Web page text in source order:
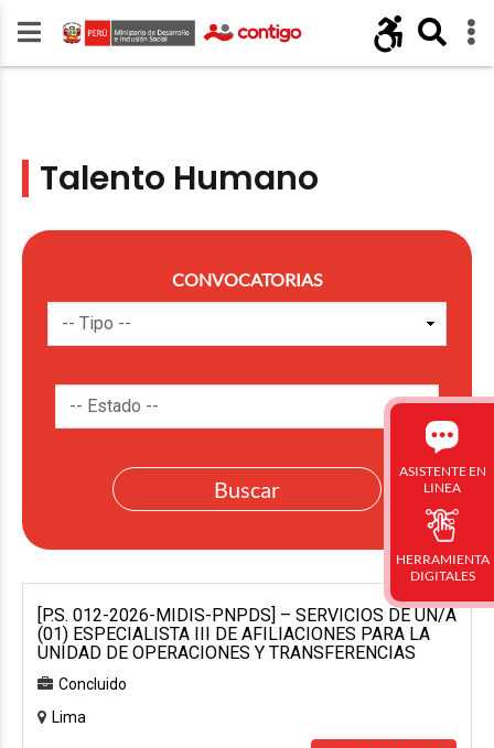
Talento Humano
CONVOCATORIAS
[P.S. 012-2026-MIDIS-PNPDS] – SERVICIOS DE UN/A
(01) ESPECIALISTA III DE AFILIACIONES PARA LA
UNIDAD DE OPERACIONES Y TRANSFERENCIAS
Concluido
Lima
ASISTENTE EN
LINEA
HERRAMIENTA
DIGITALES